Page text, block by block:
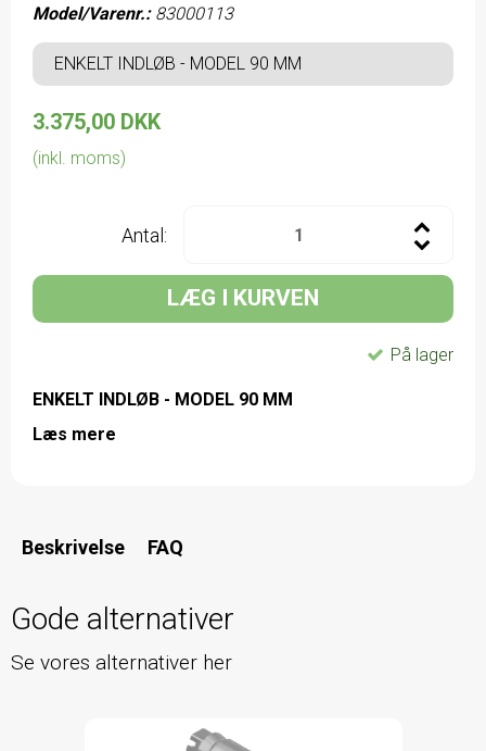
Model/Varenr.: 83000113
ENKELT INDLØB - MODEL 90 MM
3.375,00 DKK
(inkl. moms)
Antal:
LÆG I KURVEN
På lager
ENKELT INDLØB - MODEL 90 MM
Læs mere
Beskrivelse FAQ
Gode alternativer
Se vores alternativer her